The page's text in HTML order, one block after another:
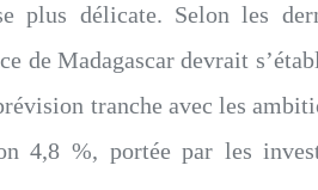
plus délicate. Selon les
de Madagascar devrait
tranche avec les
4,8 %, portée par les